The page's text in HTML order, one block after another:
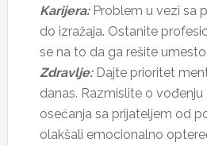
Karijera:Problem u vezi sa
do izražaja. Ostanite
se na to da ga rešite
Zdravlje:Dajte prioritet
danas. Razmislite o
osećanja sa prijateljem od
olakšali emocionalno